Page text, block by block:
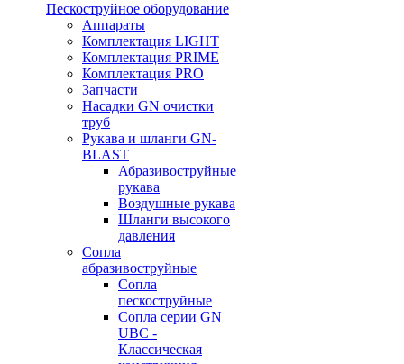
Пескоструйное оборудование
Аппараты
Комплектация LIGHT
Комплектация PRIME
Комплектация PRO
Запчасти
Насадки GN очистки
труб
Рукава и шланги GN-
BLAST
Абразивоструйные
рукава
Воздушные рукава
Шланги высокого
давления
Сопла
абразивоструйные
Сопла
пескоструйные
Сопла серии GN
UBC -
Классическая